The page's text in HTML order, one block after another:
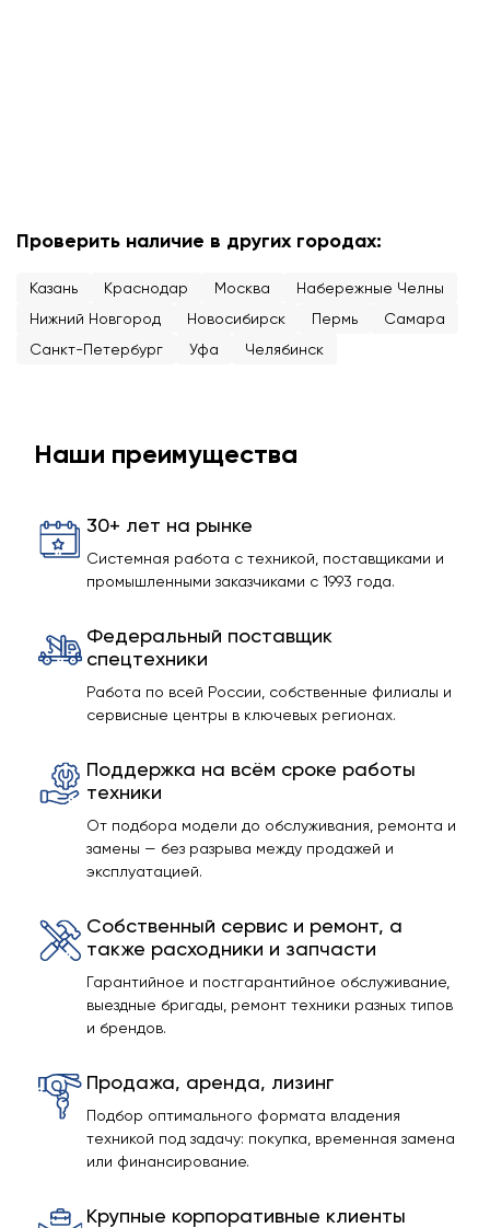
Проверить наличие в других городах:
Казань Краснодар Москва
Набережные Челны
Нижний Новгород
Новосибирск Пермь
Самара
Санкт-Петербург
Уфа Челябинск
Наши преимущества
30+ лет на рынке
Системная работа с техникой, поставщиками и
промышленными заказчиками с 1993 года.
Федеральный поставщик
спецтехники
Работа по всей России, собственные филиалы и
сервисные центры в ключевых регионах.
Поддержка на всём сроке работы
техники
От подбора модели до обслуживания, ремонта и
замены — без разрыва между продажей и
эксплуатацией.
Собственный сервис и ремонт, а
также расходники и запчасти
Гарантийное и постгарантийное обслуживание,
выездные бригады, ремонт техники разных типов
и брендов.
Продажа, аренда, лизинг
Подбор оптимального формата владения
техникой под задачу: покупка, временная замена
или финансирование.
Крупные корпоративные клиенты